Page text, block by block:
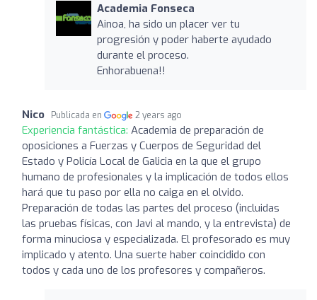
Academia Fonseca
Ainoa, ha sido un placer ver tu
progresión y poder haberte ayudado
durante el proceso.
Enhorabuena!!
Nico Publicada en 2 years ago
Experiencia fantástica: Academia de preparación de
oposiciones a Fuerzas y Cuerpos de Seguridad del
Estado y Policía Local de Galicia en la que el grupo
humano de profesionales y la implicación de todos ellos
hará que tu paso por ella no caiga en el olvido.
Preparación de todas las partes del proceso (incluidas
las pruebas físicas, con Javi al mando, y la entrevista) de
forma minuciosa y especializada. El profesorado es muy
implicado y atento. Una suerte haber coincidido con
todos y cada uno de los profesores y compañeros.